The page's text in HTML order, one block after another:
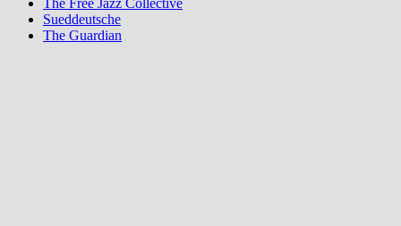
Sueddeutsche
The Guardian